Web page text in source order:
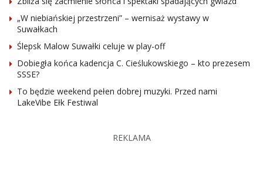
„W niebiańskiej przestrzeni” – wernisaż wystawy w
Suwałkach
Ślepsk Malow Suwałki celuje w play-off
Dobiegła końca kadencja C. Cieślukowskiego – kto prezesem
SSSE?
To będzie weekend pełen dobrej muzyki. Przed nami
LakeVibe Ełk Festiwal
REKLAMA